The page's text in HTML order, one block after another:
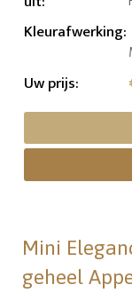
Kleurafwerking:
Uw prijs:
Mini
geheel